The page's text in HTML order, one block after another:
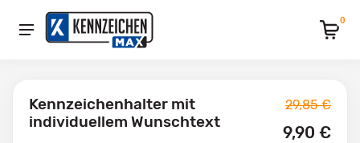
0
Kennzeichenhalter mit
individuellem Wunschtext
29,85 €
9,90 €